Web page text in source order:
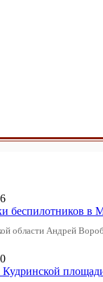
беспилотников в
области Андрей
Кудринской